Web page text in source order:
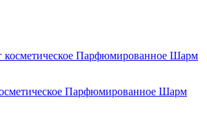
Парфюмированное Шарм